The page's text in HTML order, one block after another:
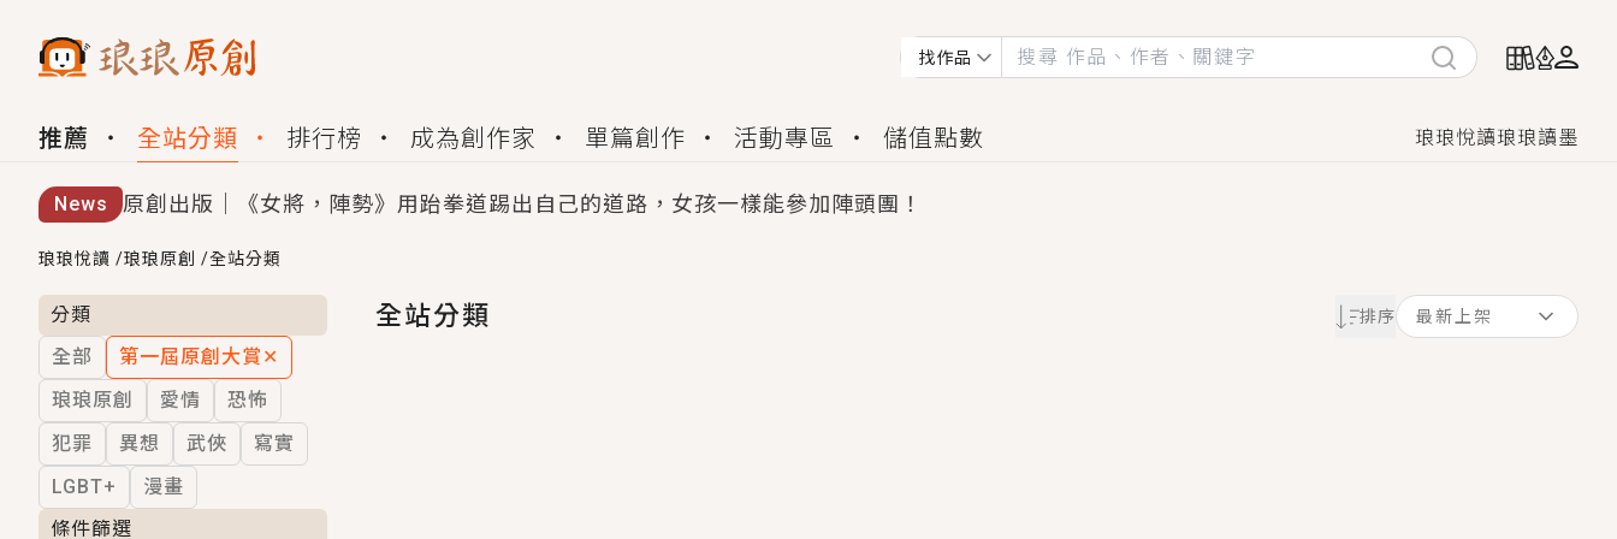
找作品
推薦 全站分類 排行榜 成為創作家 單篇創作 活動專區 儲值點數 琅琅悅讀琅琅讀墨
News 原創出版｜《女將，陣勢》用跆拳道踢出自己的道路，女孩一樣能參加陣頭團！
創,作家招募｜華文小說創作首選！有機會獲得豐富廣宣資源、專屬服務與獨享福利！
小編心動書單｜《離婚你提的，二婚嫁大佬，你哭什麼？》追妻火葬場！前夫失憶移情別戀，她頭也不回找新歡，他居然還後悔了？
GL｜《夏日與檸檬與重疊世界》炎熱的夏日、檸檬的香氣、互相愛慕的兩位少女，今夏最推純愛GL漫畫！
BL｜《費洛蒙中毒》救命！特殊費洛蒙體質世界觀，無法抗拒的吸引力，已中毒Σ>―(〃°ω°〃)♡→
OMG你嚇到我了｜《陰陽鬼店》上班族買了房子模型，但現實中買下的竟是屬於他的停屍櫃？！
言情｜《國語推行員》每個人心中都有一個連自己也無法改變的永恆， 他的一生將不由自主追逐著她……
琅琅悅讀 /琅琅原創 /全站分類
分類
全部
第一屆原創大賞 ✕
琅琅原創
愛情
恐怖
犯罪
異想 武俠
寫實
LGBT+
漫畫
條件篩選
全站分類 排序 最新上架